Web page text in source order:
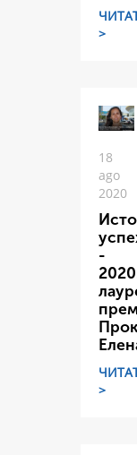
>
18
ago
2020
-
>